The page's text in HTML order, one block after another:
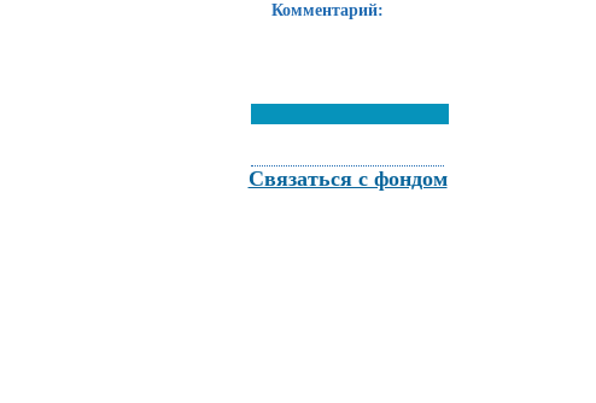
Комментарий:
Связаться с фондом